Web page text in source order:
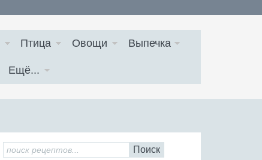
Птица Овощи Выпечка
Ещё...
Поиск